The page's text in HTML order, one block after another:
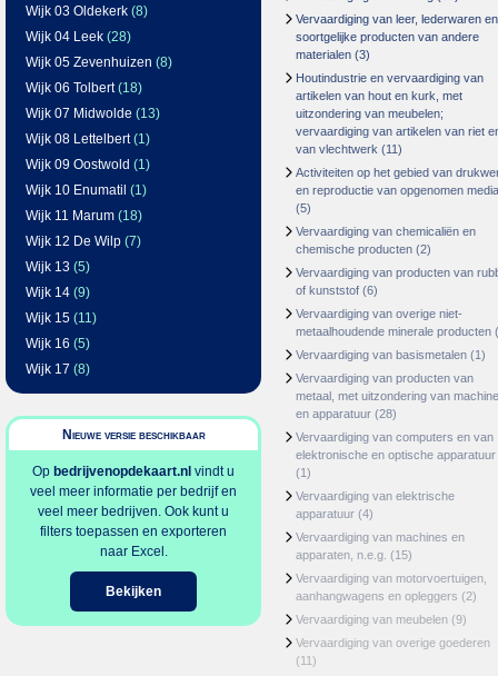
Wijk 03 Oldekerk (8)
Wijk 04 Leek (28)
Wijk 05 Zevenhuizen (8)
Wijk 06 Tolbert(18)
Wijk 07 Midwolde (13)
Wijk 08 Lettelbert(1)
Wijk 09 Oostwold (1)
Wijk 10 Enumatil (1)
Wijk 11 Marum (18)
Wijk 12 De Wilp (7)
Wijk 13 (5)
Wijk 14 (9)
Wijk 15 (11)
Wijk 16 (5)
Wijk 17 (8)
Nieuwe versie beschikbaar
Op bedrijvenopdekaart.nl vindt u
veel meer informatie per bedrijf en
veel meer bedrijven. Ook kunt u
filters toepassen en exporteren
naar Excel.
Bekijken
Vervaardiging van leer, lederwaren en
soortgelijke producten van andere
materialen (3)
Houtindustrie en vervaardiging van
artikelen van hout en kurk, met
uitzondering van meubelen;
vervaardiging van artikelen van riet
van vlechtwerk (11)
Activiteiten op het gebied van
en reproductie van opgenomen media
(5)
Vervaardiging van chemicaliën en
chemische producten (2)
Vervaardiging van producten van
of kunststof (6)
Vervaardiging van overige niet-
metaalhoudende minerale producten
Vervaardiging van basismetalen (1)
Vervaardiging van producten van
metaal, met uitzondering van
en apparatuur (28)
Vervaardiging van computers en van
elektronische en optische apparatuur
(1)
Vervaardiging van elektrische
apparatuur (4)
Vervaardiging van machines en
apparaten, n.e.g. (15)
Vervaardiging van motorvoertuigen,
aanhangwagens en opleggers (2)
Vervaardiging van meubelen (9)
Vervaardiging van overige goederen
(11)